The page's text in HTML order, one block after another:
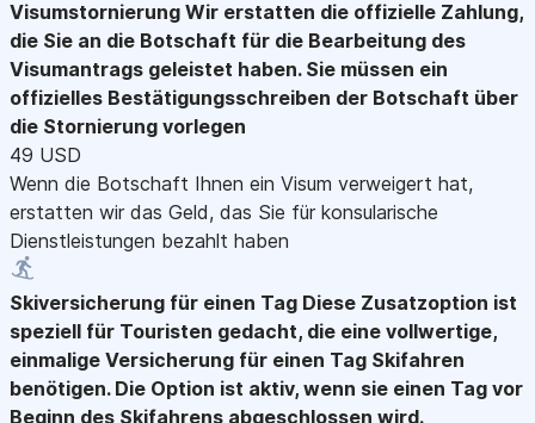
Visumstornierung Wir erstatten die offizielle Zahlung,
die Sie an die Botschaft für die Bearbeitung des
Visumantrags geleistet haben. Sie müssen ein
offizielles Bestätigungsschreiben der Botschaft über
die Stornierung vorlegen
49 USD
Wenn die Botschaft Ihnen ein Visum verweigert hat,
erstatten wir das Geld, das Sie für konsularische
Dienstleistungen bezahlt haben
Skiversicherung für einen Tag Diese Zusatzoption ist
speziell für Touristen gedacht, die eine vollwertige,
einmalige Versicherung für einen Tag Skifahren
benötigen. Die Option ist aktiv, wenn sie einen Tag vor
Beginn des Skifahrens abgeschlossen wird.